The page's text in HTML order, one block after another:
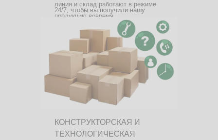
линия и склад работают в режиме
24/7, чтобы вы получили нашу
продукцию вовремя.
КОНСТРУКТОРСКАЯ И
ТЕХНОЛОГИЧЕСКАЯ